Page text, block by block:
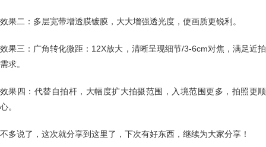
效果二：多层宽带增透膜镀膜，大大增强透光度，使画质更锐利。
效果三：广角转化微距：12X放大，清晰呈现细节/3-6cm对焦，满足近拍
需求。
效果四：代替自拍杆，大幅度扩大拍摄范围，入境范围更多，拍照更顺
心。
不多说了，这次就分享到这里了，下次有好东西，继续为大家分享！